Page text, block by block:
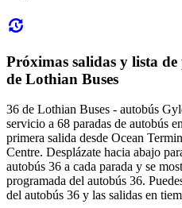
Próximas salidas y lista
de Lothian Buses
36 de Lothian Buses - autobús
servicio a 68 paradas de autobús
primera salida desde Ocean
Centre. Desplázate hacia abajo
autobús 36 a cada parada y se
programada del autobús 36.
del autobús 36 y las salidas en